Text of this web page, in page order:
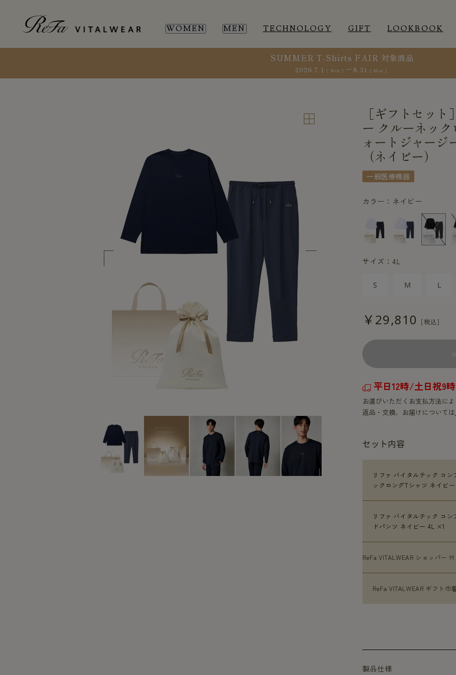
WOMEN MEN TECHNOLOGY GIFT LOOKBOOK
WOMEN SLEEP WEAR ROOM WEAR
MEN SLEEP WEAR ROOM WEAR
SUMMER T-Shirts FAIR 対象商品
2026.7.1 ［ Wed ］ 8.31 ［ Mon ］
［ギフトセッ
ー クルーネッ
ォートジャージ
（ネイビー）
一般医療機器
カラー：ネイビー
サイズ：4L
S M L
￥29,810
×
平日12時/土日祝9
お選びいただくお支払方法に
返品・交換、お届けについては
セット内容
リファ バイタルテック コ
ックロングTシャツ ネイビ
リファ バイタルテック コ
ドパンツ ネイビー 4L ×1
ReFa VITALWEAR ショッパー
ReFa VITALWEAR ギフト巾
製品仕様